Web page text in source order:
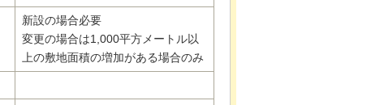
新設の場合必要
変更の場合は1,000平方メートル以
上の敷地面積の増加がある場合のみ